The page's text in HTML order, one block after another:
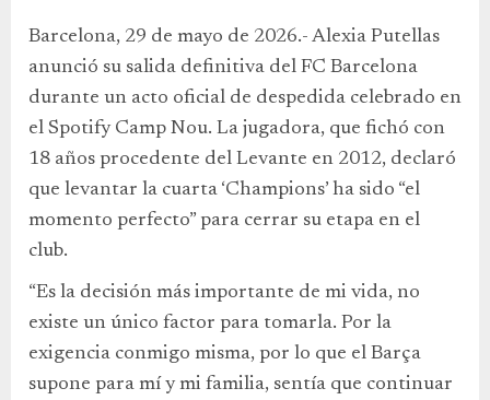
Barcelona, 29 de mayo de 2026.- Alexia Putellas
anunció su salida definitiva del FC Barcelona
durante un acto oficial de despedida celebrado en
el Spotify Camp Nou. La jugadora, que fichó con
18 años procedente del Levante en 2012, declaró
que levantar la cuarta ‘Champions’ ha sido “el
momento perfecto” para cerrar su etapa en el
club.
“Es la decisión más importante de mi vida, no
existe un único factor para tomarla. Por la
exigencia conmigo misma, por lo que el Barça
supone para mí y mi familia, sentía que continuar